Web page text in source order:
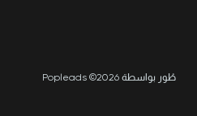
طُور بواسطة Popleads ©2026